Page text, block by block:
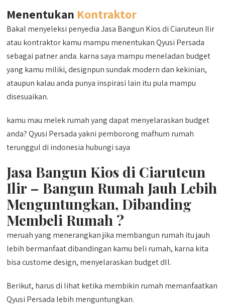
Menentukan Kontraktor
Bakal menyeleksi penyedia Jasa Bangun Kios di Ciaruteun Ilir
atau kontraktor kamu mampu menentukan Qyusi Persada
sebagai patner anda. karna saya mampu meneladan budget
yang kamu miliki, designpun sundak modern dan kekinian,
ataupun kalau anda punya inspirasi lain itu pula mampu
disesuaikan.
kamu mau melek rumah yang dapat menyelaraskan budget
anda? Qyusi Persada yakni pemborong mafhum rumah
terunggul di indonesia hubungi saya
Jasa Bangun Kios di Ciaruteun
Ilir – Bangun Rumah Jauh Lebih
Menguntungkan, Dibanding
Membeli Rumah ?
meruah yang menerangkan jika membangun rumah itu jauh
lebih bermanfaat dibandingan kamu beli rumah, karna kita
bisa custome design, menyelaraskan budget dll.
Berikut, harus di lihat ketika membikin rumah memanfaatkan
Qyusi Persada lebih menguntungkan.